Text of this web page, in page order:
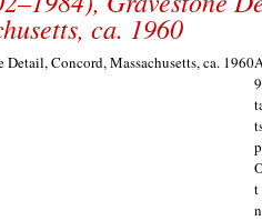
ca. 1960
t